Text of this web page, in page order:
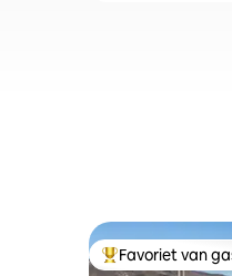
Topfavoriet van
Favoriet van